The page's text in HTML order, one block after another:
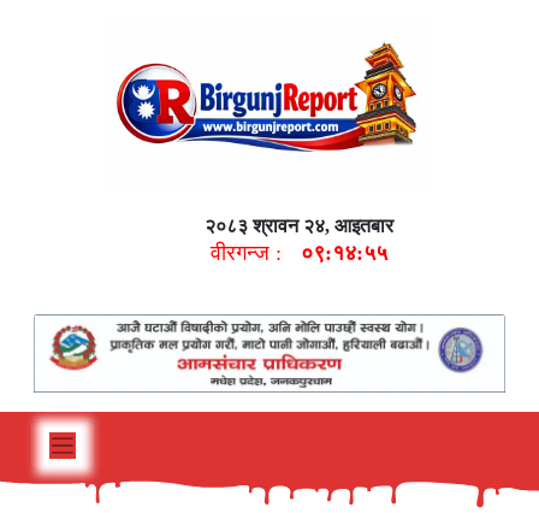
२०८३ श्रावन २४, आइतबार
वीरगन्ज : ०९:१४:५६